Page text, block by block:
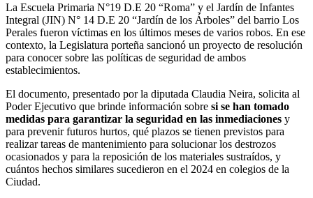
La Escuela Primaria N°19 D.E 20 “Roma” y el Jardín de Infantes
Integral (JIN) N° 14 D.E 20 “Jardín de los Árboles” del barrio Los
Perales fueron víctimas en los últimos meses de varios robos. En ese
contexto, la Legislatura porteña sancionó un proyecto de resolución
para conocer sobre las políticas de seguridad de ambos
establecimientos.
El documento, presentado por la diputada Claudia Neira, solicita al
Poder Ejecutivo que brinde información sobre si se han tomado
medidas para garantizar la seguridad en las inmediaciones y
para prevenir futuros hurtos, qué plazos se tienen previstos para
realizar tareas de mantenimiento para solucionar los destrozos
ocasionados y para la reposición de los materiales sustraídos, y
cuántos hechos similares sucedieron en el 2024 en colegios de la
Ciudad.